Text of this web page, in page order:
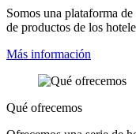
Somos una plataforma
de productos de los
Más información
Qué ofrecemos